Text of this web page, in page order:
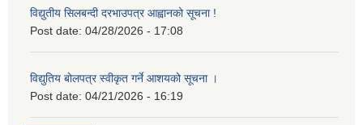
विद्युतीय सिलबन्दी दरभाउपत्र आह्वानको सूचना !
Post date: 04/28/2026 - 17:08
विद्युतिय बोलपत्र स्वीकृत गर्ने आशयको सूचना ।
Post date: 04/21/2026 - 16:19